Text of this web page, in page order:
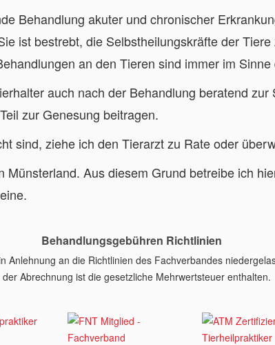
Behandlung akuter und chronischer
ist bestrebt, die Selbstheilungskräfte der
an den Tieren sind immer im Sinne
auch nach der Behandlung beratend
zur Genesung beitragen.
sind, ziehe ich den Tierarzt zu Rate oder
Aus diesem Grund betreibe ich
Behandlungsgebühren Richtlinien
Anlehnung an die Richtlinien des Fachverbandes
der Abrechnung ist die gesetzliche Mehrwertsteuer enthalten.